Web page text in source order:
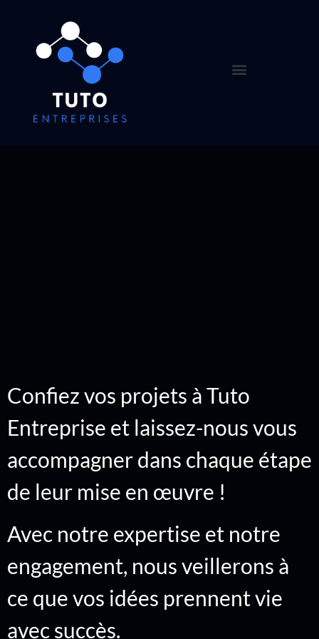
Confiez vos projets à Tuto
Entreprise et laissez-nous vous
accompagner dans chaque étape
de leur mise en œuvre !
Avec notre expertise et notre
engagement, nous veillerons à
ce que vos idées prennent vie
avec succès.